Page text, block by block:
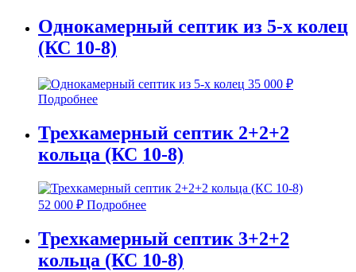
Однокамерный септик из 5-х колец
(КС 10-8)
35 000 ₽
Подробнее
Трехкамерный септик 2+2+2
кольца (КС 10-8)
52 000 ₽ Подробнее
Трехкамерный септик 3+2+2
кольца (КС 10-8)